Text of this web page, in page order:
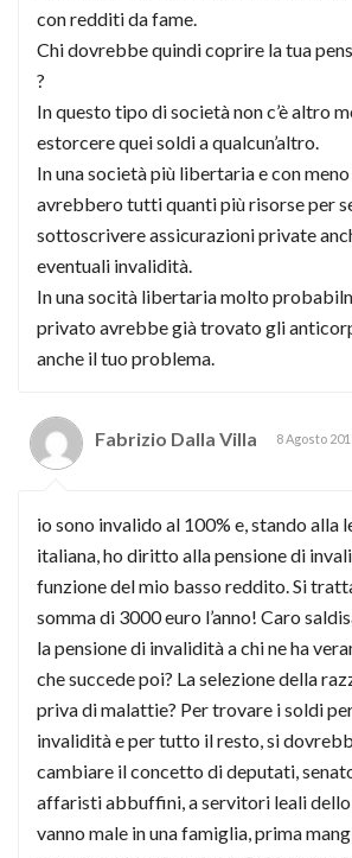
con redditi da fame.
Chi dovrebbe quindi coprire la tua
?
In questo tipo di società non c’è altro
estorcere quei soldi a qualcun’altro.
In una società più libertaria e con
avrebbero tutti quanti più risorse per
sottoscrivere assicurazioni private
eventuali invalidità.
In una socità libertaria molto
privato avrebbe già trovato gli
anche il tuo problema.
Fabrizio Dalla Villa 8 Agosto
io sono invalido al 100% e, stando alla
italiana, ho diritto alla pensione di
funzione del mio basso reddito. Si
somma di 3000 euro l’anno! Caro
la pensione di invalidità a chi ne ha
che succede poi? La selezione della
priva di malattie? Per trovare i soldi
invalidità e per tutto il resto, si
cambiare il concetto di deputati,
affaristi abbuffini, a servitori leali dello
vanno male in una famiglia, prima